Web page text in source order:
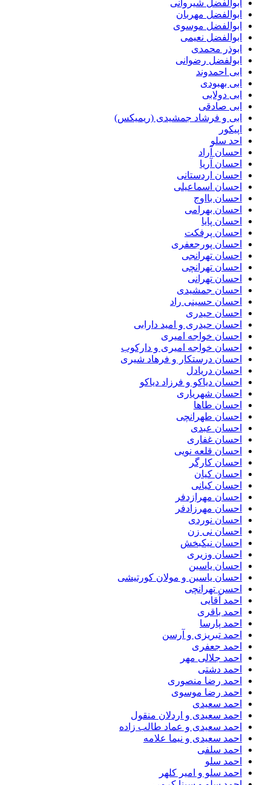
ابوالفضل شیروانی
ابوالفضل مهربان
ابوالفضل موسوی
ابوالفضل نعیمی
ابوذر محمدی
ابولفضل رضوانی
ابی احمدوند
ابی بهبودی
ابی دولابی
ابی صادقی
ابی و فرشاد جمشیدی (ریمیکس)
اپیکور
احد سلو
احسان آراد
احسان آریا
احسان اردستانی
احسان اسماعیلی
احسان بااوج
احسان بهرامی
احسان پایا
احسان پرفکت
احسان پورجعفری
احسان تهرانجی
احسان تهرانچی
احسان تهرانی
احسان جمشیدی
احسان حسینی راد
احسان حیدری
احسان حیدری و امید دارابی
احسان خواجه امیری
احسان خواجه امیری و دارکوب
احسان درستكار و فرهاد شيرى
احسان دریادل
احسان دیاکو و فرزاد دیاکو
احسان شهریاری
احسان طاها
احسان طهرانچی
احسان عبدی
احسان غفاری
احسان قلعه نویی
احسان کارگر
احسان کیان
احسان کیانی
احسان مهرازدفر
احسان مهرزادفر
احسان نوردی
احسان نی زن
احسان نیکبخش
احسان وزیری
احسان یاسین
احسان یاسین و مولان کورتیشی
احسن تهرانچی
احمد آقایی
احمد باقری
احمد پارسا
احمد تبریزی و آرسن
احمد جعفری
احمد جلالی مهر
احمد دشتی
احمد رضا منصوری
احمد رضا موسوی
احمد سعیدی
احمد سعیدی و اردلان منقول
احمد سعیدی و عماد طالب زاده
احمد سعیدی و نیما علامه
احمد سلفی
احمد سلو
احمد سلو و امیر کلهر